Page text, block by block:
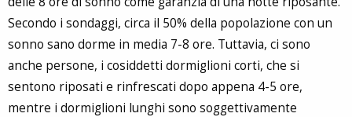
Secondo i sondaggi, circa il 50% della popolazione con un
sonno sano dorme in media 7-8 ore. Tuttavia, ci sono
anche persone, i cosiddetti dormiglioni corti, che si
sentono riposati e rinfrescati dopo appena 4-5 ore,
mentre i dormiglioni lunghi sono soggettivamente